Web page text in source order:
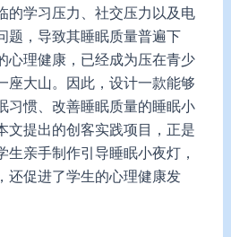
的学习压力、社交压力以及电
题，导致其睡眠质量普遍下
心理健康，已经成为压在青少
座大山。因此，设计一款能够
习惯、改善睡眠质量的睡眠小
文提出的创客实践项目，正是
生亲手制作引导睡眠小夜灯，
还促进了学生的心理健康发